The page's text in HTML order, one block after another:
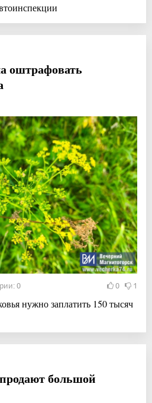
оштрафовать
0 0 1
нужно заплатить 150 тысяч
большой